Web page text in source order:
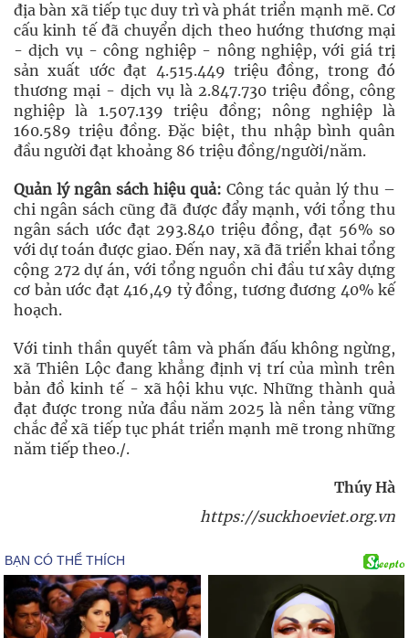
địa bàn xã tiếp tục duy trì và phát triển mạnh mẽ. Cơ
cấu kinh tế đã chuyển dịch theo hướng thương mại
- dịch vụ - công nghiệp - nông nghiệp, với giá trị
sản xuất ước đạt 4.515.449 triệu đồng, trong đó
thương mại - dịch vụ là 2.847.730 triệu đồng, công
nghiệp là 1.507.139 triệu đồng; nông nghiệp là
160.589 triệu đồng. Đặc biệt, thu nhập bình quân
đầu người đạt khoảng 86 triệu đồng/người/năm.
Quản lý ngân sách hiệu quả: Công tác quản lý thu –
chi ngân sách cũng đã được đẩy mạnh, với tổng thu
ngân sách ước đạt 293.840 triệu đồng, đạt 56% so
với dự toán được giao. Đến nay, xã đã triển khai tổng
cộng 272 dự án, với tổng nguồn chi đầu tư xây dựng
cơ bản ước đạt 416,49 tỷ đồng, tương đương 40% kế
hoạch.
Với tinh thần quyết tâm và phấn đấu không ngừng,
xã Thiên Lộc đang khẳng định vị trí của mình trên
bản đồ kinh tế - xã hội khu vực. Những thành quả
đạt được trong nửa đầu năm 2025 là nền tảng vững
chắc để xã tiếp tục phát triển mạnh mẽ trong những
năm tiếp theo./.
Thúy Hà
https://suckhoeviet.org.vn